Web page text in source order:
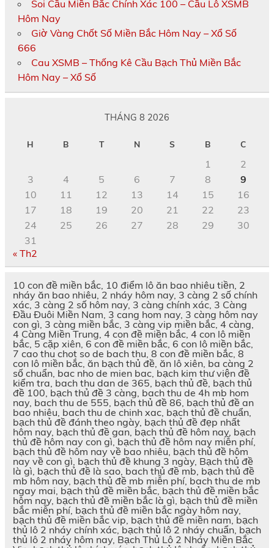
Soi Cầu Miền Bắc Chính Xác 100 – Cầu Lô XSMB
Hôm Nay
Giờ Vàng Chốt Số Miền Bắc Hôm Nay – Xổ Số
666
Cau XSMB – Thống Kê Cầu Bạch Thủ Miền Bắc
Hôm Nay – Xổ Số
THÁNG 8 2026
H B T N S B C
1
2
3
4 5 6 7 8
9
10
11 12 13 14 15
16
17
18 19 20 21 22
23
24
25 26 27 28 29
30
31
« Th2
10 con đề miền bắc, 10 điểm lô ăn bao nhiêu tiền, 2
nháy ăn bao nhiêu, 2 nháy hôm nay, 3 càng 2 số chính
xác, 3 càng 2 số hôm nay, 3 càng chính xác, 3 Càng
Đầu Đuôi Miền Nam, 3 cang hom nay, 3 càng hôm nay
con gì, 3 càng miền bắc, 3 càng vip miền bắc, 4 càng,
4 Càng Miền Trung, 4 con đề miền bắc, 4 con lô miền
bắc, 5 cặp xiên, 6 con đề miền bắc, 6 con lô miền bắc,
7 cao thu chot so de bach thu, 8 con đề miền bắc, 8
con lô miền bắc, ăn bạch thủ đề, ăn lô xiên, ba càng 2
số chuẩn, bac nho de mien bac, bạch kim thư viện đề
kiểm tra, bach thu dan de 365, bạch thủ đề, bạch thủ
đề 100, bạch thủ đề 3 càng, bach thu de 4h mb hom
nay, bach thu de 555, bạch thủ đề 86, bạch thủ đề an
bao nhiêu, bach thu de chinh xac, bạch thủ đề chuẩn,
bạch thủ đề đánh theo ngày, bạch thủ đề đẹp nhất
hôm nay, bạch thủ đề gan, bạch thủ đề hôm nay, bạch
thủ đề hôm nay con gì, bạch thủ đề hôm nay miễn phí,
bạch thủ đề hôm nay về bao nhiêu, bạch thủ đề hôm
nay về con gì, bạch thủ đề khung 3 ngày, Bạch thủ đề
là gì, bạch thủ đề là sao, bach thủ đề mb, bạch thủ đề
mb hôm nay, bạch thủ đề mb miễn phí, bach thu de mb
ngay mai, bạch thủ đề miền bắc, bạch thủ đề miền bắc
hôm nay, bạch thủ đề miền bắc là gì, bạch thủ đề miền
bắc miễn phí, bạch thủ đề miền bắc ngày hôm nay,
bạch thủ đề miền bắc vip, bạch thủ đề miền nam, bạch
thủ lô 2 nháy chính xác, bạch thủ lô 2 nháy chuẩn, bạch
thủ lô 2 nháy hôm nay, Bạch Thủ Lô 2 Nháy Miền Bắc